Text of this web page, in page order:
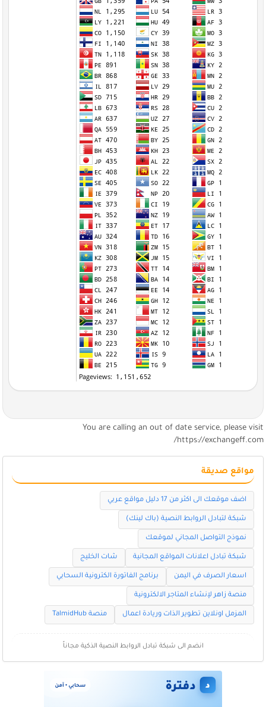
You are calling an out of date service, please visit
https://exchangeff.com/
مواقع صديقة
اضف موقعك الى اكثر من 17 دليل مواقع عربي
شبكة لتبادل الروابط النصية (باك لينك)
نموذج التواصل المجاني لموقعك
شبكة تبادل اعلانات المواقع المجانية شات الخليج
اسعار الصرف في اليمن برنامج الفاتورة الكترونية السحابي
منصة زاهر لإنشاء المتاجر الالكترونية
المزمل اونلاين تطوير الذات وريادة اعمال منصة TalmidHub
انضم الى شبكة تبادل الروابط النصية الذكية مجاناً